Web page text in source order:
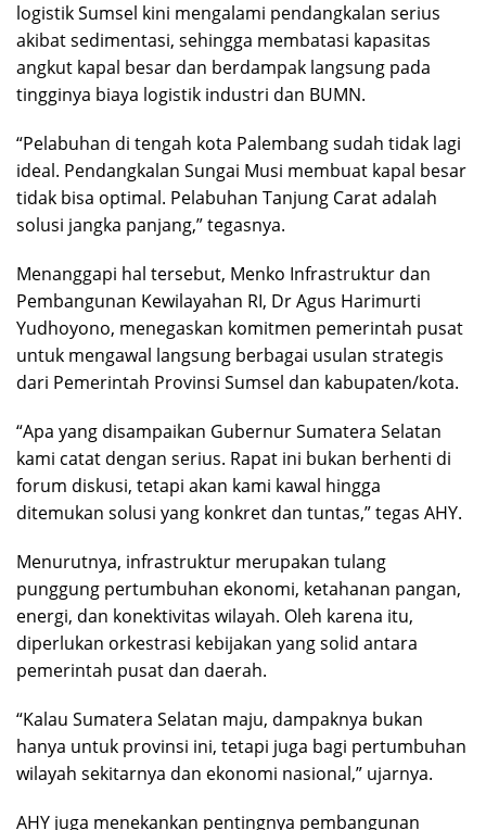
logistik Sumsel kini mengalami pendangkalan serius
akibat sedimentasi, sehingga membatasi kapasitas
angkut kapal besar dan berdampak langsung pada
tingginya biaya logistik industri dan BUMN.
“Pelabuhan di tengah kota Palembang sudah tidak lagi
ideal. Pendangkalan Sungai Musi membuat kapal besar
tidak bisa optimal. Pelabuhan Tanjung Carat adalah
solusi jangka panjang,” tegasnya.
Menanggapi hal tersebut, Menko Infrastruktur dan
Pembangunan Kewilayahan RI, Dr Agus Harimurti
Yudhoyono, menegaskan komitmen pemerintah pusat
untuk mengawal langsung berbagai usulan strategis
dari Pemerintah Provinsi Sumsel dan kabupaten/kota.
“Apa yang disampaikan Gubernur Sumatera Selatan
kami catat dengan serius. Rapat ini bukan berhenti di
forum diskusi, tetapi akan kami kawal hingga
ditemukan solusi yang konkret dan tuntas,” tegas AHY.
Menurutnya, infrastruktur merupakan tulang
punggung pertumbuhan ekonomi, ketahanan pangan,
energi, dan konektivitas wilayah. Oleh karena itu,
diperlukan orkestrasi kebijakan yang solid antara
pemerintah pusat dan daerah.
“Kalau Sumatera Selatan maju, dampaknya bukan
hanya untuk provinsi ini, tetapi juga bagi pertumbuhan
wilayah sekitarnya dan ekonomi nasional,” ujarnya.
AHY juga menekankan pentingnya pembangunan